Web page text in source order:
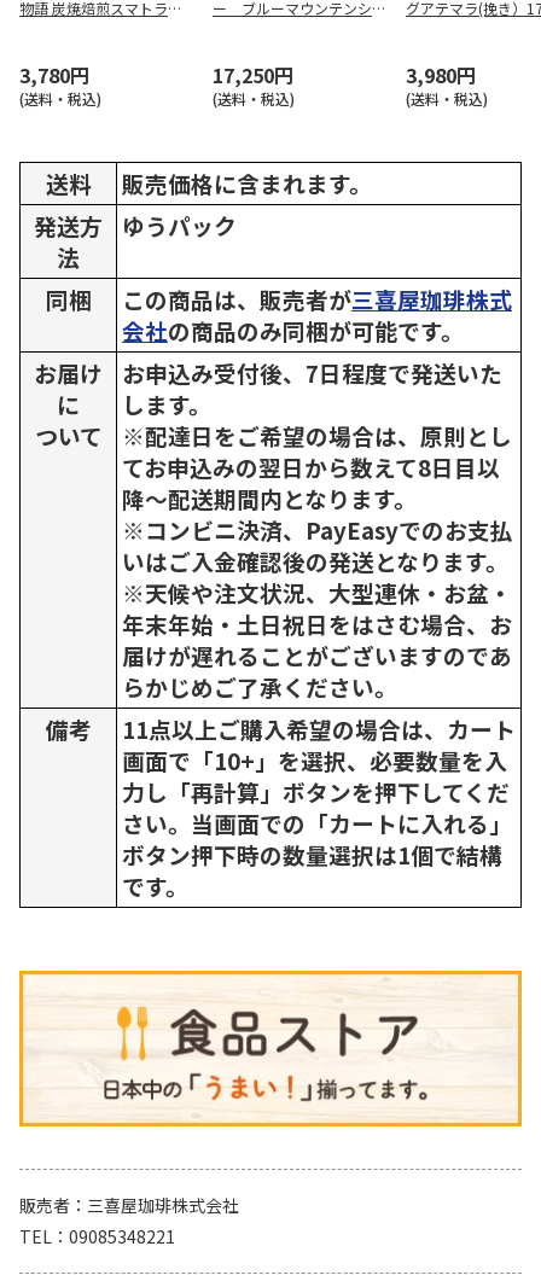
物語 炭焼焙煎スマトラブ
3,780円
(送料・税込)
ー ブルーマウンテンシリ
17,250円
(送料・税込)
グアテマラ(挽き）
3,980円
(送料・税込)
送料
販売価格に含まれます。
発送方
法
ゆうパック
同梱 この商品は、販売者が三喜屋珈琲株式
会社の商品のみ同梱が可能です。
お届け
に
ついて
お申込み受付後、7日程度で発送いた
します。
※配達日をご希望の場合は、原則とし
てお申込みの翌日から数えて8日目以
降～配送期間内となります。
※コンビニ決済、PayEasyでのお支払
いはご入金確認後の発送となります。
※天候や注文状況、大型連休・お盆・
年末年始・土日祝日をはさむ場合、お
届けが遅れることがございますのであ
らかじめご了承ください。
備考
11点以上ご購入希望の場合は、カート
画面で「10+」を選択、必要数量を入
力し「再計算」ボタンを押下してくだ
さい。当画面での「カートに入れる」
ボタン押下時の数量選択は1個で結構
です。
販売者
三喜屋珈琲株式会社
TEL
09085348221